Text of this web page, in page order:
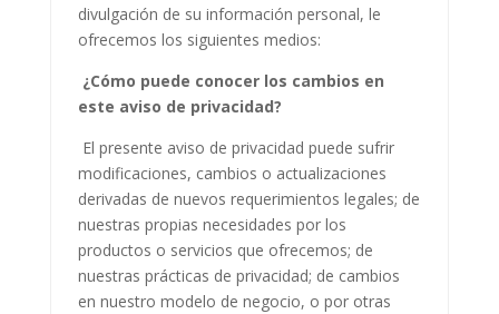
divulgación de su información personal, le
ofrecemos los siguientes medios:
¿Cómo puede conocer los cambios en
este aviso de privacidad?
El presente aviso de privacidad puede sufrir
modificaciones, cambios o actualizaciones
derivadas de nuevos requerimientos legales; de
nuestras propias necesidades por los
productos o servicios que ofrecemos; de
nuestras prácticas de privacidad; de cambios
en nuestro modelo de negocio, o por otras